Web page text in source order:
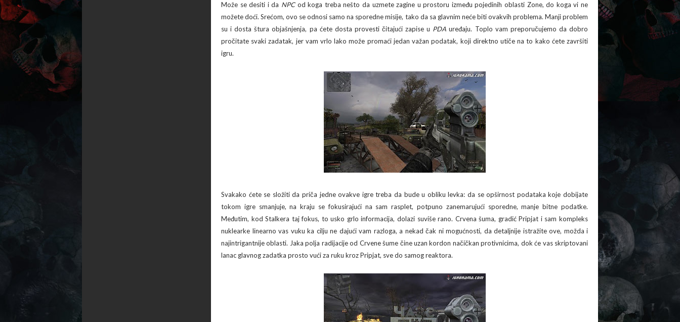
Može se desiti i da NPCod koga treba nešto da uzmete zagine u prostoru između pojedinih oblasti Zone, do koga vi ne
možete doći. Srećom, ovo se odnosi samo na sporedne misije, tako da sa glavnim neće biti ovakvih problema. Manji problem
su i dosta štura objašnjenja, pa ćete dosta provesti čitajući zapise u PDA uređaju. Toplo vam preporučujemo da dobro
pročitate svaki zadatak, jer vam vrlo lako može promaći jedan važan podatak, koji direktno utiče na to kako ćete završiti
igru.
Svakako ćete se složiti da priča jedne ovakve igre treba da bude u obliku levka: da se opširnost podataka koje dobijate
tokom igre smanjuje, na kraju se fokusirajući na sam rasplet, potpuno zanemarujući sporedne, manje bitne podatke.
Međutim, kod Stalkera taj fokus, to usko grlo informacija, dolazi suviše rano. Crvena šuma, gradić Pripjat i sam kompleks
nuklearke linearno vas vuku ka cilju ne dajući vam razloga, a nekad čak ni mogućnosti, da detaljnije istražite ove, možda i
najintrigantnije oblasti. Jaka polja radijacije od Crvene šume čine uzan kordon načičkan protivnicima, dok će vas skriptovani
lanac glavnog zadatka prosto vući za ruku kroz Pripjat, sve do samog reaktora.